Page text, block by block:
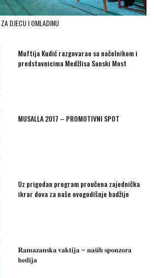
DJECU I OMLADINU
Muftija Kudić razgovarao sa načelnikom i
predstavnicima Medžlisa Sanski Most
MUSALLA 2017 – PROMOTIVNI SPOT
Uz prigodan program proučena zajednička
ikrar dova za naše ovogodišnje hadžije
𝐑𝐚𝐦𝐚𝐳𝐚𝐧𝐬𝐤𝐚 𝐯𝐚𝐤𝐭𝐢𝐣𝐚 – 𝐧𝐚𝐬̌𝐢𝐡 𝐬𝐩𝐨𝐧𝐳𝐨𝐫𝐚
𝐡𝐞𝐝𝐢𝐣𝐚